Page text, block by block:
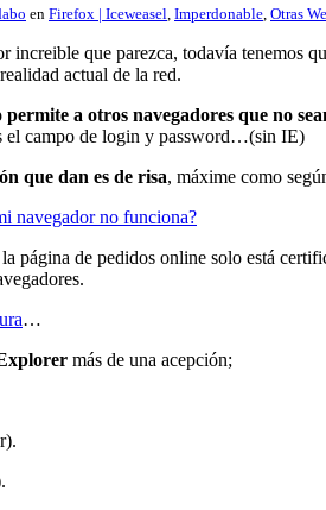
en Firefox | Iceweasel, Imperdonable, Otras
increible que parezca, todavía tenemos
actual de la red.
permite a otros navegadores que no
el campo de login y password…(sin IE)
que dan es de risa, máxime como
navegador no funciona?
página de pedidos online solo está
…
más de una acepción;